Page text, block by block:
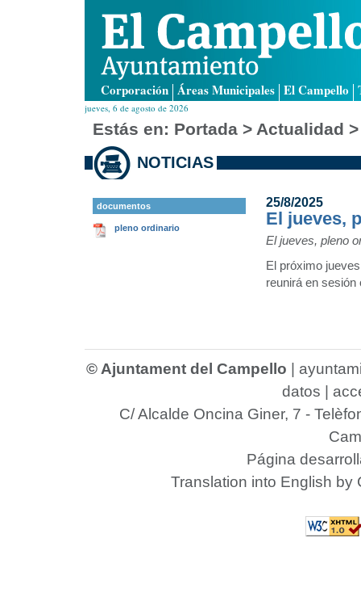
Corporación Áreas Municipales El Campello
jueves, 6 de agosto de 2026
Estás en: Portada > Actualidad
NOTICIAS
documentos
pleno ordinario
25/8/2025
El jueves,
El jueves, pleno
El próximo
reunirá en sesión
© Ajuntament del Campello
datos
C/ Alcalde Oncina Giner, 7 -
Página
Translation into English by